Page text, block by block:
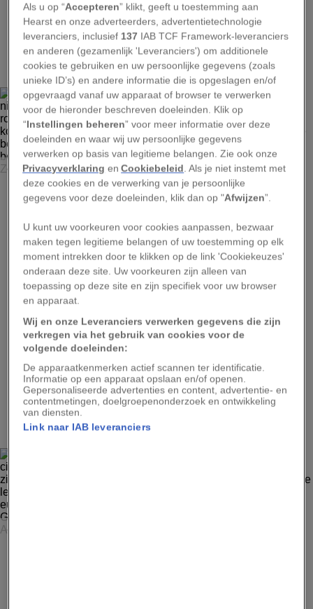
2
JOËL SARTORE, NAT GEO IMAGE COLLECTION
Status: bedreigd. De Aziatische olifant (Elephas maximus)
is niet zo groot als zijn Afrikaanse neef en heeft ook
de olifant af te koelen. Het dier zuigt ook zijn slurf vol met
water om zichzelf te besproeien. Ivoorstropers hebben
deze dikhuiden tot een bedreigde soort gemaakt.
Gefotografeerd in de Los Angeles Zoo, Californië, VS.
Advertentie - Lees hieronder verder
3
JOËL SARTORE, NAT GEO IMAGE COLLECTION
Als u op “Accepteren” klikt, geeft u toestemming aan
Hearst en onze adverteerders, advertentietechnologie
leveranciers, inclusief 137 IAB TCF Framework-leveranciers
en anderen (gezamenlijk 'Leveranciers') om additionele
cookies te gebruiken en uw persoonlijke gegevens (zoals
unieke ID’s) en andere informatie die is opgeslagen en/of
opgevraagd vanaf uw apparaat of browser te verwerken
voor de hieronder beschreven doeleinden. Klik op
“Instellingen beheren” voor meer informatie over deze
doeleinden en waar wij uw persoonlijke gegevens
verwerken op basis van legitieme belangen. Zie ook onze
Privacyverklaring enCookiebeleid. Als je niet instemt met
deze cookies en de verwerking van je persoonlijke
gegevens voor deze doeleinden, klik dan op "Afwijzen”.
U kunt uw voorkeuren voor cookies aanpassen, bezwaar
maken tegen legitieme belangen of uw toestemming op elk
moment intrekken door te klikken op de link 'Cookiekeuzes'
onderaan deze site. Uw voorkeuren zijn alleen van
toepassing op deze site en zijn specifiek voor uw browser
en apparaat.
Wij en onze Leveranciers verwerken gegevens die zijn
verkregen via het gebruik van cookies voor de
volgende doeleinden:
De apparaatkenmerken actief scannen ter identificatie.
Informatie op een apparaat opslaan en/of openen.
Gepersonaliseerde advertenties en content, advertentie- en
contentmetingen, doelgroepenonderzoek en ontwikkeling
van diensten.
Link naar IAB leveranciers